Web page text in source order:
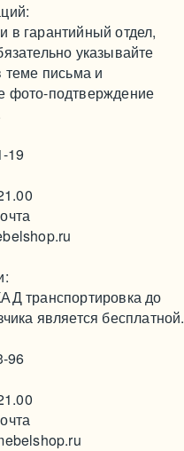
в гарантийный отдел,
указывайте
теме письма и
фото-подтверждение
19
транспортировка до
является бесплатной.
96